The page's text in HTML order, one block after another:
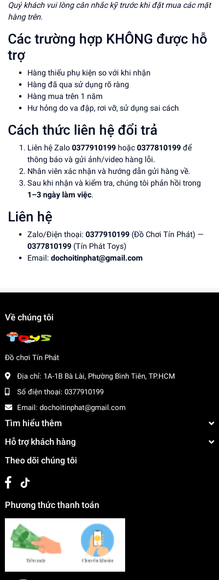
Quý khách vui lòng cân nhắc kỹ trước khi đặt mua các mặt
hàng trên.
Các trường hợp KHÔNG được hỗ
trợ
Hàng thiếu phụ kiện so với khi nhận
Hàng đã qua sử dụng rõ ràng
Hàng mua trên 1 năm
Hư hỏng do va đập, rơi vỡ, sử dụng sai cách
Cách thức liên hệ đổi trả
Liên hệ Zalo 0377910199 hoặc 0377810199 để
thông báo và gửi ảnh/video hàng lỗi.
Nhân viên xác nhận và hướng dẫn gửi hàng về.
Sau khi nhận và kiểm tra, chúng tôi phản hồi trong
1–3 ngày làm việc.
Liên hệ
Zalo/Điện thoại: 0377910199 (Đồ Chơi Tín Phát) —
0377810199 (Tín Phát Toys)
Email: dochoitinphat@gmail.com
Về chúng tôi
Đồ chơi Tín Phát
Địa chỉ: 1A-1B Bà Lài, Phường Bình Tiên, TP.HCM
Số điện thoại: 0377910199
Email: dochoitinphat@gmail.com
Tìm hiểu thêm
Hỗ trợ khách hàng
Theo dõi chúng tôi
Phương thức thanh toán